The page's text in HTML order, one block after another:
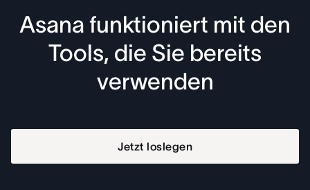
Asana funktioniert mit den
Tools, die Sie bereits
verwenden
Jetzt loslegen